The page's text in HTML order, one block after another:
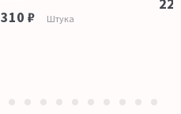
310 ₽ Штука